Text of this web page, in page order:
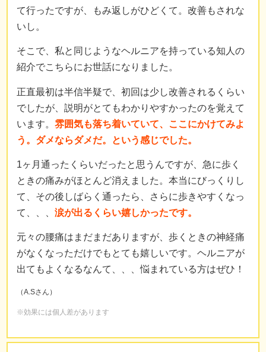
て行ったですが、もみ返しがひどくて。改善もされな
いし。
そこで、私と同じようなヘルニアを持っている知人の
紹介でこちらにお世話になりました。
正直最初は半信半疑で、初回は少し改善されるくらい
でしたが、説明がとてもわかりやすかったのを覚えて
います。 雰囲気も落ち着いていて、ここにかけてみよ
う。ダメならダメだ。という感じでした。
1ヶ月通ったくらいだったと思うんですが、急に歩く
ときの痛みがほとんど消えました。本当にびっくりし
て、その後しばらく通ったら、さらに歩きやすくなっ
て、、、 涙が出るくらい嬉しかったです。
元々の腰痛はまだまだありますが、歩くときの神経痛
がなくなっただけでもとても嬉しいです。ヘルニアが
出てもよくなるなんて、、、悩まれている方はぜひ！
（A.Sさん）
※効果には個人差があります